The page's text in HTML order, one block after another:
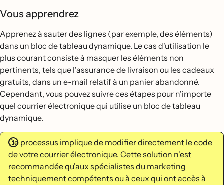
Vous apprendrez
Apprenez à sauter des lignes (par exemple, des éléments)
dans un bloc de tableau dynamique. Le cas d'utilisation le
plus courant consiste à masquer les éléments non
pertinents, tels que l'assurance de livraison ou les cadeaux
gratuits, dans un e-mail relatif à un panier abandonné.
Cependant, vous pouvez suivre ces étapes pour n'importe
quel courrier électronique qui utilise un bloc de tableau
dynamique.
Ce processus implique de modifier directement le code
de votre courrier électronique. Cette solution n'est
recommandée qu'aux spécialistes du marketing
techniquement compétents ou à ceux qui ont accès à